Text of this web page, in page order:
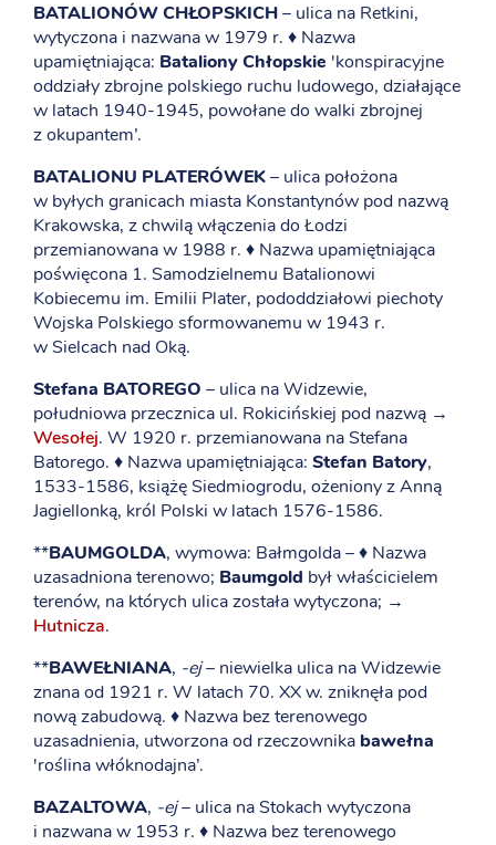
BATALIONÓW CHŁOPSKICH– ulica na Retkini,
wytyczona i nazwana w 1979 r. ♦ Nazwa
upamiętniająca: Bataliony Chłopskie 'konspiracyjne
oddziały zbrojne polskiego ruchu ludowego, działające
w latach 1940-1945, powołane do walki zbrojnej
z okupantem’.
BATALIONU PLATERÓWEK– ulica położona
w byłych granicach miasta Konstantynów pod nazwą
Krakowska, z chwilą włączenia do Łodzi
przemianowana w 1988 r. ♦ Nazwa upamiętniająca
poświęcona 1. Samodzielnemu Batalionowi
Kobiecemu im. Emilii Plater, pododdziałowi piechoty
Wojska Polskiego sformowanemu w 1943 r.
w Sielcach nad Oką.
Stefana BATOREGO – ulica na Widzewie,
południowa przecznica ul. Rokicińskiej pod nazwą →
Wesołej. W 1920 r. przemianowana na Stefana
Batorego. ♦ Nazwa upamiętniająca: Stefan Batory,
1533-1586, książę Siedmiogrodu, ożeniony z Anną
Jagiellonką, król Polski w latach 1576-1586.
**BAUMGOLDA, wymowa: Bałmgolda – ♦ Nazwa
uzasadniona terenowo; Baumgold był właścicielem
terenów, na których ulica została wytyczona; →
Hutnicza.
**BAWEŁNIANA, -ej– niewielka ulica na Widzewie
znana od 1921 r. W latach 70. XX w. zniknęła pod
nową zabudową. ♦ Nazwa bez terenowego
uzasadnienia, utworzona od rzeczownika bawełna
'roślina włóknodajna’.
BAZALTOWA, -ej– ulica na Stokach wytyczona
i nazwana w 1953 r. ♦ Nazwa bez terenowego